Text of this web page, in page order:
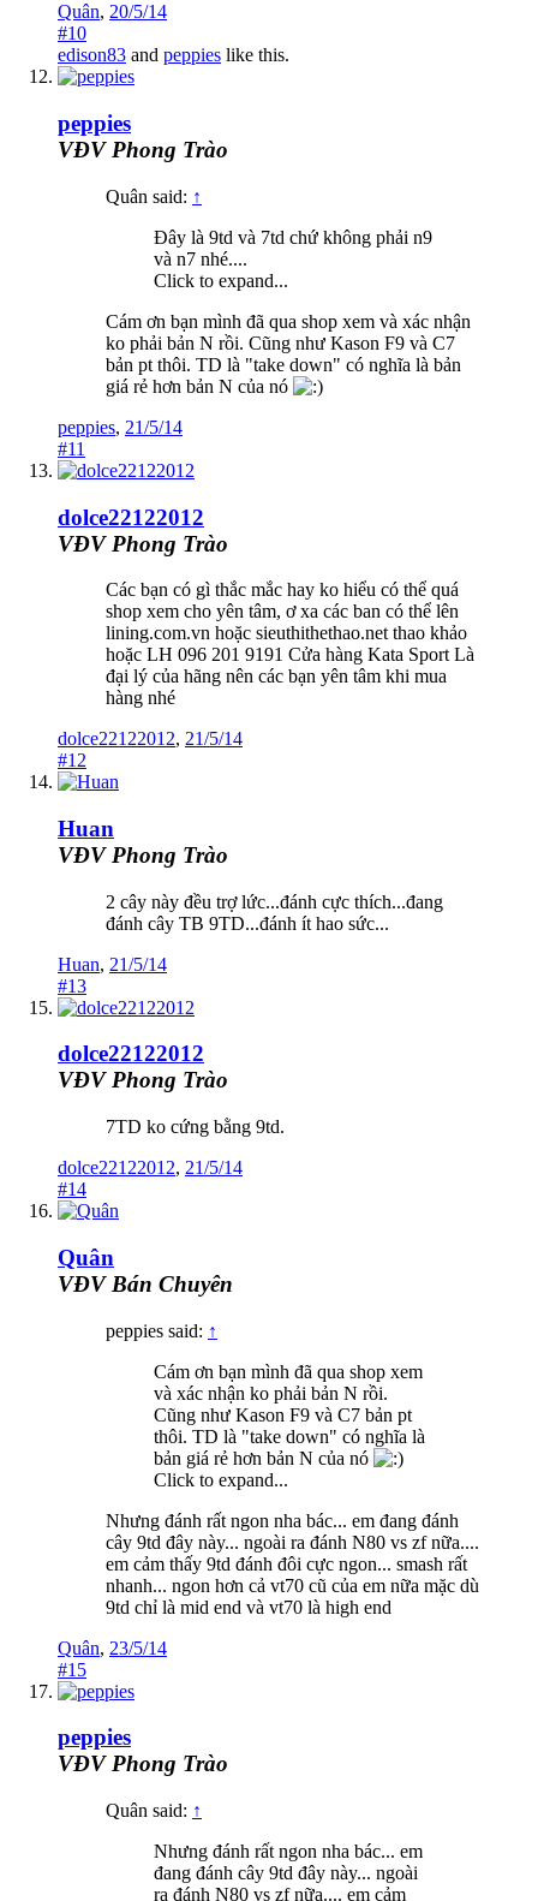
Quân, 20/5/14
#10
edison83 and peppies like this.
peppies
VĐV Phong Trào
Quân said: ↑
Đây là 9td và 7td chứ không phải n9
và n7 nhé....
Click to expand...
Cám ơn bạn mình đã qua shop xem và xác nhận
ko phải bản N rồi. Cũng như Kason F9 và C7
bản pt thôi. TD là "take down" có nghĩa là bản
giá rẻ hơn bản N của nó
peppies, 21/5/14
#11
dolce22122012
VĐV Phong Trào
Các bạn có gì thắc mắc hay ko hiểu có thể quá
shop xem cho yên tâm, ơ xa các ban có thể lên
lining.com.vn hoặc sieuthithethao.net thao khảo
hoặc LH 096 201 9191 Cửa hàng Kata Sport Là
đại lý của hãng nên các bạn yên tâm khi mua
hàng nhé
dolce22122012, 21/5/14
#12
Huan
VĐV Phong Trào
2 cây này đều trợ lức...đánh cực thích...đang
đánh cây TB 9TD...đánh ít hao sức...
Huan, 21/5/14
#13
dolce22122012
VĐV Phong Trào
7TD ko cứng bằng 9td.
dolce22122012, 21/5/14
#14
Quân
VĐV Bán Chuyên
peppies said: ↑
Cám ơn bạn mình đã qua shop xem
và xác nhận ko phải bản N rồi.
Cũng như Kason F9 và C7 bản pt
thôi. TD là "take down" có nghĩa là
bản giá rẻ hơn bản N của nó
Click to expand...
Nhưng đánh rất ngon nha bác... em đang đánh
cây 9td đây này... ngoài ra đánh N80 vs zf nữa....
em cảm thấy 9td đánh đôi cực ngon... smash rất
nhanh... ngon hơn cả vt70 cũ của em nữa mặc dù
9td chỉ là mid end và vt70 là high end
Quân, 23/5/14
#15
peppies
VĐV Phong Trào
Quân said: ↑
Nhưng đánh rất ngon nha bác... em
đang đánh cây 9td đây này... ngoài
ra đánh N80 vs zf nữa.... em cảm